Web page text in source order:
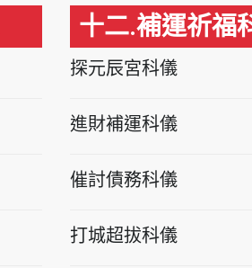
十二.補運祈福
探元辰宮科儀
進財補運科儀
催討債務科儀
打城超拔科儀